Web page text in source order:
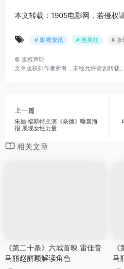
本文转载：1905电影网，若侵权
# 影视资讯 # 惠英红 # 水
© 版权声明
文章版权归作者所有，未经允许请勿转载。
上一篇
朱迪·福斯特主演《奈德》曝新海
报 展现女性力量
相关文章
《第二十条》六城首映 雷佳音
马丽赵丽颖解读角色
马